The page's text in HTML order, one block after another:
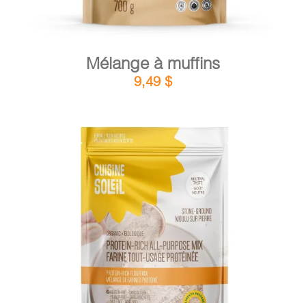
Mélange à muffins
9,49 $
AJOUTER AU PANIER / DÉTAILS